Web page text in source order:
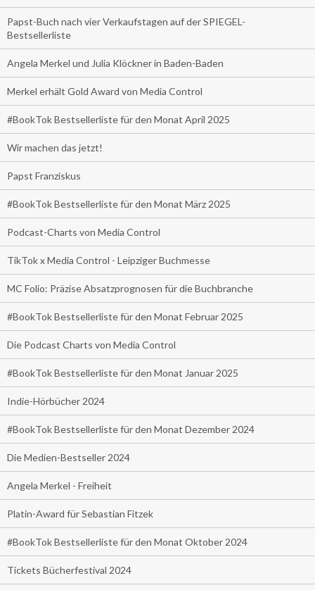
Papst-Buch nach vier Verkaufstagen auf der SPIEGEL-
Bestsellerliste
Angela Merkel und Julia Klöckner in Baden-Baden
Merkel erhält Gold Award von Media Control
#BookTok Bestsellerliste für den Monat April 2025
Wir machen das jetzt!
Papst Franziskus
#BookTok Bestsellerliste für den Monat März 2025
Podcast-Charts von Media Control
TikTok x Media Control - Leipziger Buchmesse
MC Folio: Präzise Absatzprognosen für die Buchbranche
#BookTok Bestsellerliste für den Monat Februar 2025
Die Podcast Charts von Media Control
#BookTok Bestsellerliste für den Monat Januar 2025
Indie-Hörbücher 2024
#BookTok Bestsellerliste für den Monat Dezember 2024
Die Medien-Bestseller 2024
Angela Merkel - Freiheit
Platin-Award für Sebastian Fitzek
#BookTok Bestsellerliste für den Monat Oktober 2024
Tickets Bücherfestival 2024